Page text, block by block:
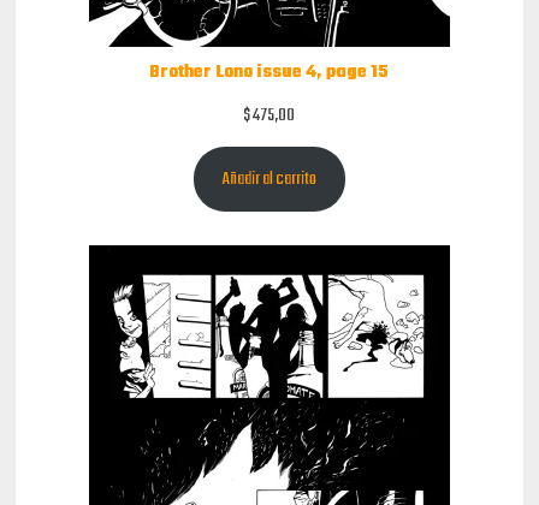
Brother Lono issue 4, page 15
$475,00
Añadir al carrito